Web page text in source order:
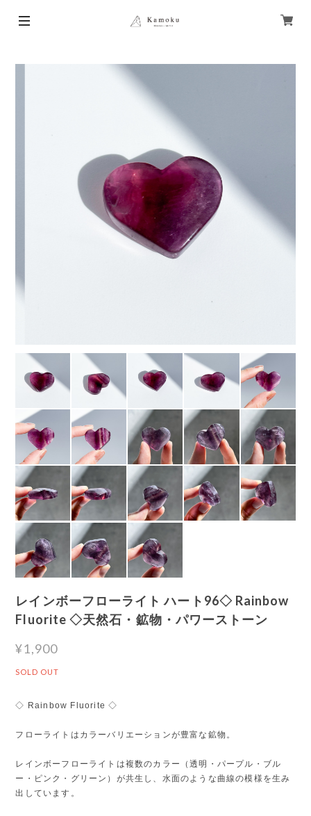
レインボーフローライト ハート96◇ Rainbow
Fluorite ◇天然石・鉱物・パワーストーン
¥1,900
SOLD OUT
◇ Rainbow Fluorite ◇
フローライトはカラーバリエーションが豊富な鉱物。
レインボーフローライトは複数のカラー（透明・パープル・ブル
ー・ピンク・グリーン）が共生し、水面のような曲線の模様を生み
出しています。